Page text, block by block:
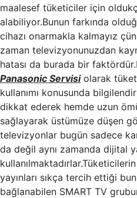
maalesef tüketiciler için
alabiliyor.Bunun farkında
cihazı onarmakla kalmayız
zaman televizyonunuzdan
hatası da burada bir
Panasonic Servisiolarak
kullanımı konusunda
dikkat ederek hemde uzun
sağlayarak üstümüze düşen
televizyonlar bugün sadece
da değil aynı zamanda dijital
yayınları sıkça tercih ettiği
bağlanabilen SMART TV